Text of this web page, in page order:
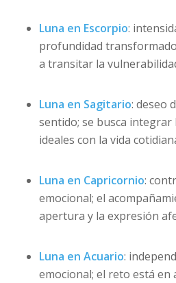
Luna en Escorpio:
profundidad
a transitar la
Luna en Sagitario: deseo
sentido; se busca integrar
ideales con la vida
Luna en Capricornio:
emocional; el
apertura y la expresión
Luna en Acuario:
emocional; el reto está en